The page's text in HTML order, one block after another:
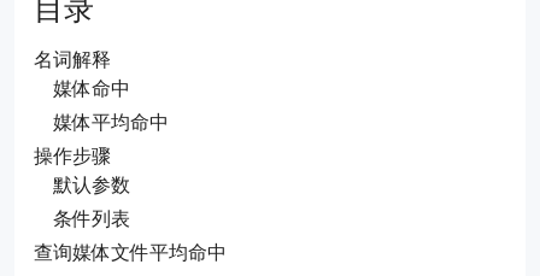
名词解释
媒体命中
媒体平均命中
操作步骤
默认参数
条件列表
查询媒体文件平均命中